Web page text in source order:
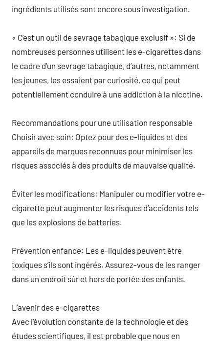
ingrédients utilisés sont encore sous investigation.
« C’est un outil de sevrage tabagique exclusif »: Si de
nombreuses personnes utilisent les e-cigarettes dans
le cadre d’un sevrage tabagique, d’autres, notamment
les jeunes, les essaient par curiosité, ce qui peut
potentiellement conduire à une addiction à la nicotine.
Recommandations pour une utilisation responsable
Choisir avec soin: Optez pour des e-liquides et des
appareils de marques reconnues pour minimiser les
risques associés à des produits de mauvaise qualité.
Éviter les modifications: Manipuler ou modifier votre e-
cigarette peut augmenter les risques d’accidents tels
que les explosions de batteries.
Prévention enfance: Les e-liquides peuvent être
toxiques s’ils sont ingérés. Assurez-vous de les ranger
dans un endroit sûr et hors de portée des enfants.
L’avenir des e-cigarettes
Avec l’évolution constante de la technologie et des
études scientifiques, il est probable que nous en